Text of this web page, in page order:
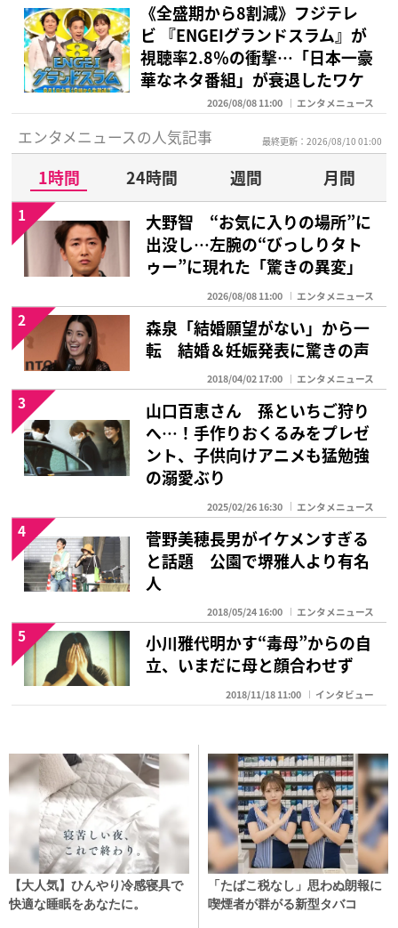
《全盛期から8割減》フジテレ
ビ 『ENGEIグランドスラム』が
視聴率2.8％の衝撃…「日本一豪
華なネタ番組」が衰退したワケ
2026/08/08 11:00 エンタメニュース
エンタメニュースの人気記事 最終更新：2026/08/10 01:00
1時間 24時間 週間
月間
大野智 “お気に入りの場所”に
出没し…左腕の“びっしりタト
ゥー”に現れた「驚きの異変」
2026/08/08 11:00 エンタメニュース
1
森泉「結婚願望がない」から一
転 結婚＆妊娠発表に驚きの声
2018/04/02 17:00 エンタメニュース
2
山口百恵さん 孫といちご狩り
へ…！手作りおくるみをプレゼ
ント、子供向けアニメも猛勉強
の溺愛ぶり
2025/02/26 16:30 エンタメニュース
3
菅野美穂長男がイケメンすぎる
と話題 公園で堺雅人より有名
人
2018/05/24 16:00 エンタメニュース
4
小川雅代明かす“毒母”からの自
立、いまだに母と顔合わせず
2018/11/18 11:00 インタビュー
5
【大人気】ひんやり冷感寝具で
快適な睡眠をあなたに。
「たばこ税なし」思わぬ朗報に
喫煙者が群がる新型タバコ